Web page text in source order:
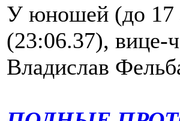
У юношей (до 17
(23:06.37), вице-
Владислав